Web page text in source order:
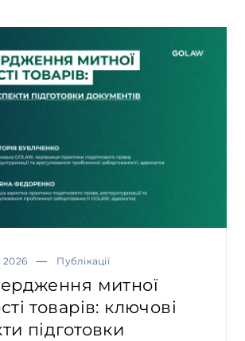
2026 Публікації
митної
товарів: ключові
підготовки